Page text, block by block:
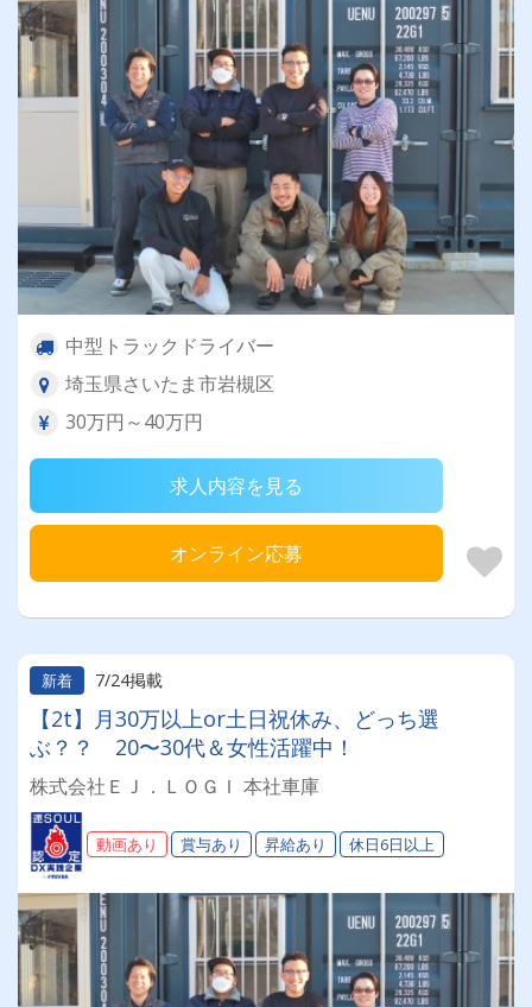
中型トラックドライバー
埼玉県さいたま市岩槻区
30万円～40万円
求人内容を見る
オンライン応募
新着 7/24掲載
【2t】月30万以上or土日祝休み、どっち選
ぶ？？ 20〜30代＆女性活躍中！
株式会社ＥＪ．ＬＯＧＩ 本社車庫
動画あり 賞与あり 昇給あり 休日6日以上